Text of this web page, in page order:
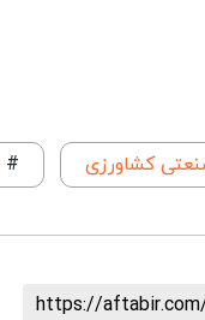
کشاورزی #
https://